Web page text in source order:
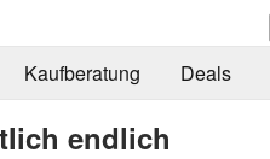
Kaufberatung Deals
endlich